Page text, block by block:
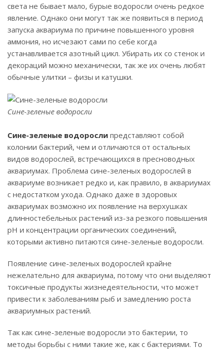
света не бывает мало, бурые водоросли очень редкое
явление. Однако они могут так же появиться в период
запуска аквариума по причине повышенного уровня
аммония, но исчезают сами по себе когда
устанавливается азотный цикл. Убирать их со стенок и
декораций можно механически, так же их очень любят
обычные улитки – физы и катушки.
Сине-зеленые водоросли
Сине-зеленые водоросли представляют собой
колонии бактерий, чем и отличаются от остальных
видов водорослей, встречающихся в пресноводных
аквариумах. Проблема сине-зеленых водорослей в
аквариуме возникает редко и, как правило, в аквариумах
с недостатком ухода. Однако даже в здоровых
аквариумах возможно их появление на верхушках
длинностебельных растений из-за резкого повышения
рН и концентрации органических соединений,
которыми активно питаются сине-зеленые водоросли.
Появление сине-зеленых водорослей крайне
нежелательно для аквариума, потому что они выделяют
токсичные продукты жизнедеятельности, что может
привести к заболеваниям рыб и замедлению роста
аквариумных растений.
Так как сине-зеленые водоросли это бактерии, то
методы борьбы с ними такие же, как с бактериями. То